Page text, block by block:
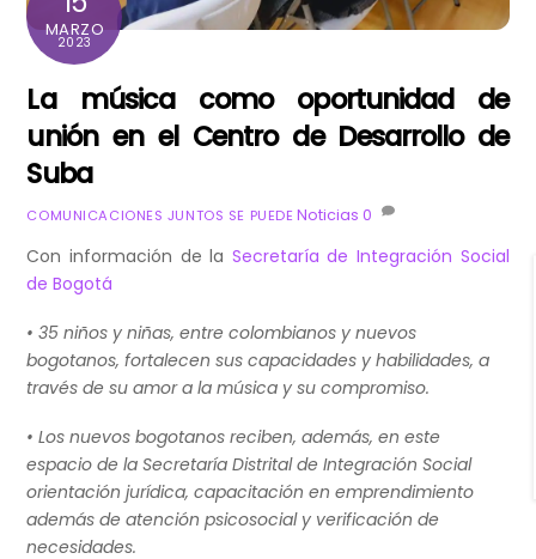
MARZO
2023
La música como oportunidad de
unión en el Centro de Desarrollo de
Suba
COMUNICACIONES JUNTOS SE PUEDE Noticias 0
Con información de la Secretaría de Integración Social
de Bogotá
• 35 niños y niñas, entre colombianos y nuevos
bogotanos, fortalecen sus capacidades y habilidades, a
través de su amor a la música y su compromiso.
• Los nuevos bogotanos reciben, además, en este
espacio de la Secretaría Distrital de Integración Social
orientación jurídica, capacitación en emprendimiento
además de atención psicosocial y verificación de
necesidades.